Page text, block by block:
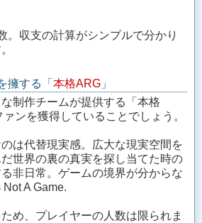
。収支の計算がシンプルで分かり
擁する「 本格ARG 」
制作チームが提供する「本格
ンを獲得していることでしょう。
は代替現実感。広大な現実空間を
世界の裏の真実を探し当てた時の
非日常。ゲームの境界が分からな
A Game.
め、プレイヤーの人数は限られま